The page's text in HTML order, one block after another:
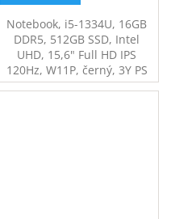
Notebook, i5-1334U, 16GB
DDR5, 512GB SSD, Intel
UHD, 15,6" Full HD IPS
120Hz, W11P, černý, 3Y PS
on-site